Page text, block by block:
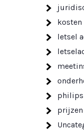
kosten
letsel
philips
prijzen